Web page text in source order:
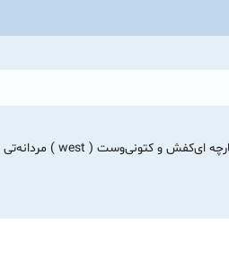
ایکفش و کتونیوست ( west ) مردانه تی